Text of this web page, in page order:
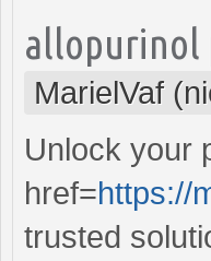
allopurinol
MarielVaf
Unlock your
href=https://
trusted